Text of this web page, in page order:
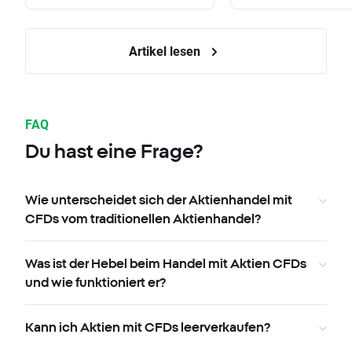
Artikel lesen
FAQ
Du hast eine Frage?
Wie unterscheidet sich der Aktienhandel mit
CFDs vom traditionellen Aktienhandel?
Was ist der Hebel beim Handel mit Aktien CFDs
und wie funktioniert er?
Kann ich Aktien mit CFDs leerverkaufen?